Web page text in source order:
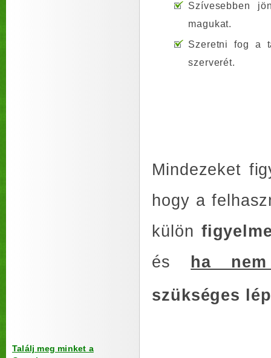
Találj meg minket a
Szívesebben
magukat.
Szeretni fog a
szerverét.
Mindezeket
hogy a
külön
és ha
szükséges